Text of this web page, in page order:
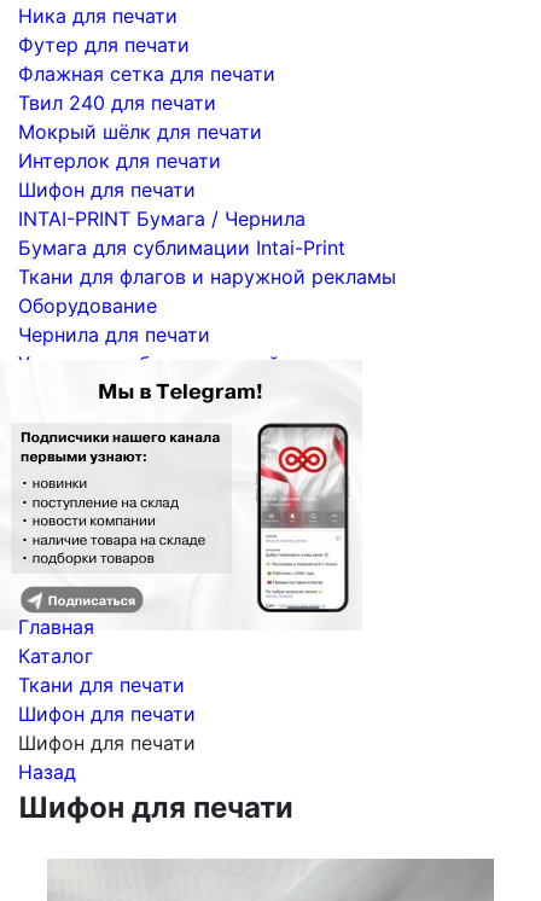
Ника для печати
Футер для печати
Флажная сетка для печати
Твил 240 для печати
Мокрый шёлк для печати
Интерлок для печати
Шифон для печати
INTAI-PRINT Бумага / Чернила
Бумага для сублимации Intai-Print
Ткани для флагов и наружной рекламы
Оборудование
Чернила для печати
Услуги по сублимационной печати
Главная
Каталог
Ткани для печати
Шифон для печати
Шифон для печати
Назад
Шифон для печати